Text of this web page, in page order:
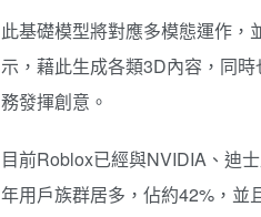
此基礎模型將對應多模態運作
示，藉此生成各類3D內容，同
務發揮創意。
目前Roblox已經與NVIDIA、迪
年用戶族群居多，佔約42%，並